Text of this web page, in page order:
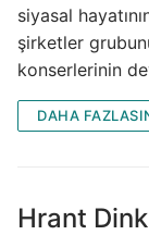
siyasal
şirketler
konserlerinin
DAHA
Hrant